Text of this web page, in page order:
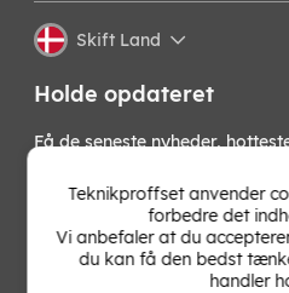
Skift Land
Holde opdateret
Få de seneste nyheder,
nyhedsbrev!
Teknikproffset anvender
forbedre det
Vi anbefaler at du
du kan få den bedst
handler